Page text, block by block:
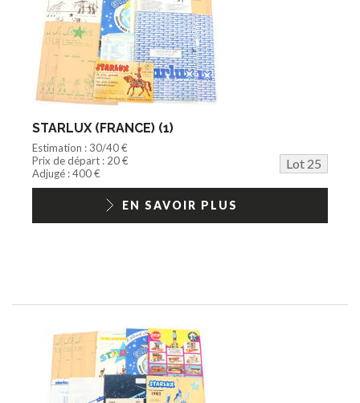
STARLUX (FRANCE) (1)
Estimation : 30/40 €
Prix de départ : 20 €
Lot 25
Adjugé : 400 €
EN SAVOIR PLUS